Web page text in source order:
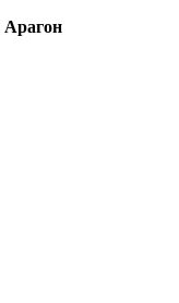
Арагон